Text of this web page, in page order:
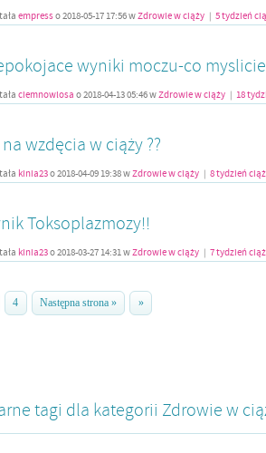
empresso2018-05-17 17:56wZdrowie w ciąży | 5 tydzień
wyniki moczu-co
ciemnowlosa o2018-04-13 05:46wZdrowie w ciąży | 18
na wzdęcia w ciąży ??
kinia23o2018-04-09 19:38wZdrowie w ciąży | 8 tydzień
Toksoplazmozy!!
kinia23o2018-03-27 14:31wZdrowie w ciąży | 7 tydzień
4 Następna strona » »
tagi dla kategorii Zdrowie w